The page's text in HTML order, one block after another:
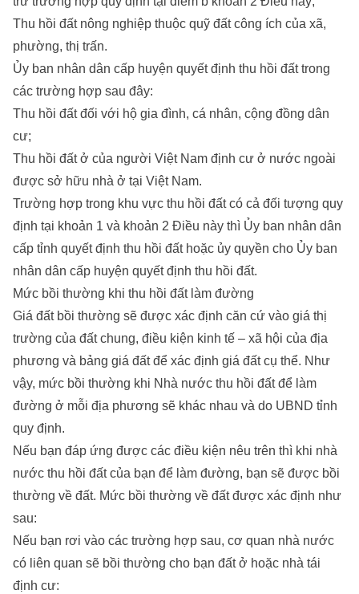
Thu hồi đất nông nghiệp thuộc quỹ đất công ích của xã,
phường, thị trấn.
Ủy ban nhân dân cấp huyện quyết định thu hồi đất trong
các trường hợp sau đây:
Thu hồi đất đối với hộ gia đình, cá nhân, cộng đồng dân
cư;
Thu hồi đất ở của người Việt Nam định cư ở nước ngoài
được sở hữu nhà ở tại Việt Nam.
Trường hợp trong khu vực thu hồi đất có cả đối tượng quy
định tại khoản 1 và khoản 2 Điều này thì Ủy ban nhân dân
cấp tỉnh quyết định thu hồi đất hoặc ủy quyền cho Ủy ban
nhân dân cấp huyện quyết định thu hồi đất.
Mức bồi thường khi thu hồi đất làm đường
Giá đất bồi thường sẽ được xác định căn cứ vào giá thị
trường của đất chung, điều kiện kinh tế – xã hội của địa
phương và bảng giá đất để xác định giá đất cụ thể. Như
vậy, mức bồi thường khi Nhà nước thu hồi đất để làm
đường ở mỗi địa phương sẽ khác nhau và do UBND tỉnh
quy định.
Nếu bạn đáp ứng được các điều kiện nêu trên thì khi nhà
nước thu hồi đất của bạn để làm đường, bạn sẽ được bồi
thường về đất. Mức bồi thường về đất được xác định như
sau:
Nếu bạn rơi vào các trường hợp sau, cơ quan nhà nước
có liên quan sẽ bồi thường cho bạn đất ở hoặc nhà tái
định cư: